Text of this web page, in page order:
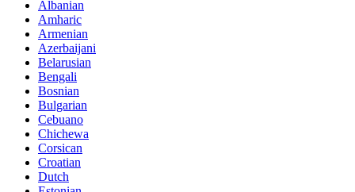
Albanian
Amharic
Armenian
Azerbaijani
Belarusian
Bengali
Bosnian
Bulgarian
Cebuano
Chichewa
Corsican
Croatian
Dutch